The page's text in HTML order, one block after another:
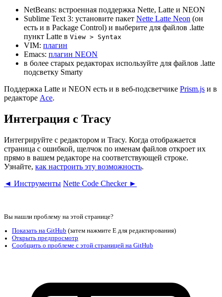
NetBeans: встроенная поддержка Nette, Latte и NEON
Sublime Text 3: установите пакет Nette Latte Neon (он
есть и в Package Control) и выберите для файлов .latte
пункт Latte в View > Syntax
VIM: плагин
Emacs: плагин NEON
в более старых редакторах используйте для файлов .latte
подсветку Smarty
Поддержка Latte и NEON есть и в веб-подсветчике Prism.js и в
редакторе Ace.
Интеграция с Tracy
Интегрируйте с редактором и Tracy. Когда отображается
страница с ошибкой, щелчок по именам файлов откроет их
прямо в вашем редакторе на соответствующей строке.
Узнайте, как настроить эту возможность.
◄ Инструменты Nette Code Checker ►